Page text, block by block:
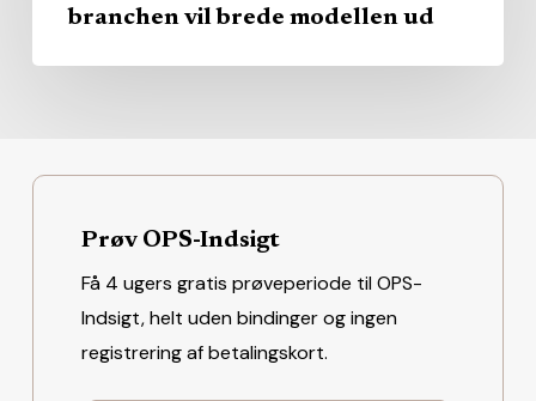
branchen vil brede modellen ud
Prøv OPS-Indsigt
Få 4 ugers gratis prøveperiode til OPS-
Indsigt, helt uden bindinger og ingen
registrering af betalingskort.